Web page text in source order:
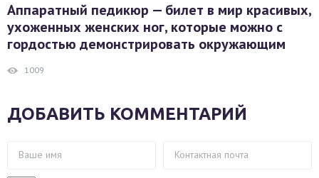
Аппаратный педикюр — билет в мир красивых,
ухоженных женских ног, которые можно с
гордостью демонстрировать окружающим
1009
ДОБАВИТЬ КОММЕНТАРИЙ